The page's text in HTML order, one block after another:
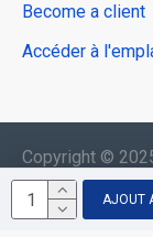
AJOUT
Become a client
Accéder à
Copyright ©